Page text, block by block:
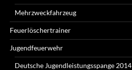
Mehrzweckfahrzeug
Feuerlöschertrainer
Jugendfeuerwehr
Deutsche Jugendleistungsspange 2014